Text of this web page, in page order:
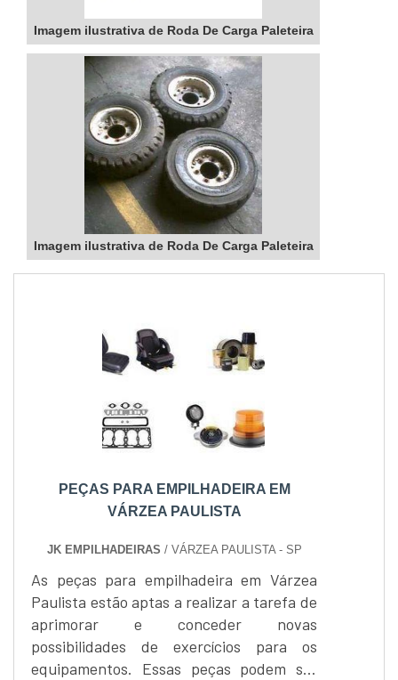
Imagem ilustrativa de Roda De Carga Paleteira
Imagem ilustrativa de Roda De Carga Paleteira
PEÇAS PARA EMPILHADEIRA EM
VÁRZEA PAULISTA
JK EMPILHADEIRAS / VÁRZEA PAULISTA - SP
As peças para empilhadeira em Várzea
Paulista estão aptas a realizar a tarefa de
aprimorar e conceder novas
possibilidades de exercícios para os
equipamentos. Essas peças podem ser